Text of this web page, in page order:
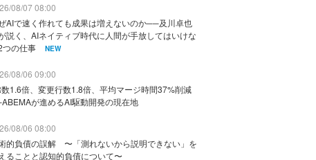
08/07 08:00
AIで速く作れても成果は増えないのか──及川卓也
説く、AIネイティブ時代に人間が手放してはいけな
つの仕事
NEW
08/06 09:00
1.6倍、変更行数1.8倍、平均マージ時間37%削減
が進めるAI駆動開発の現在地
08/06 08:00
的負債の誤解 〜「測れないから説明できない」を
ることと認知的負債について〜